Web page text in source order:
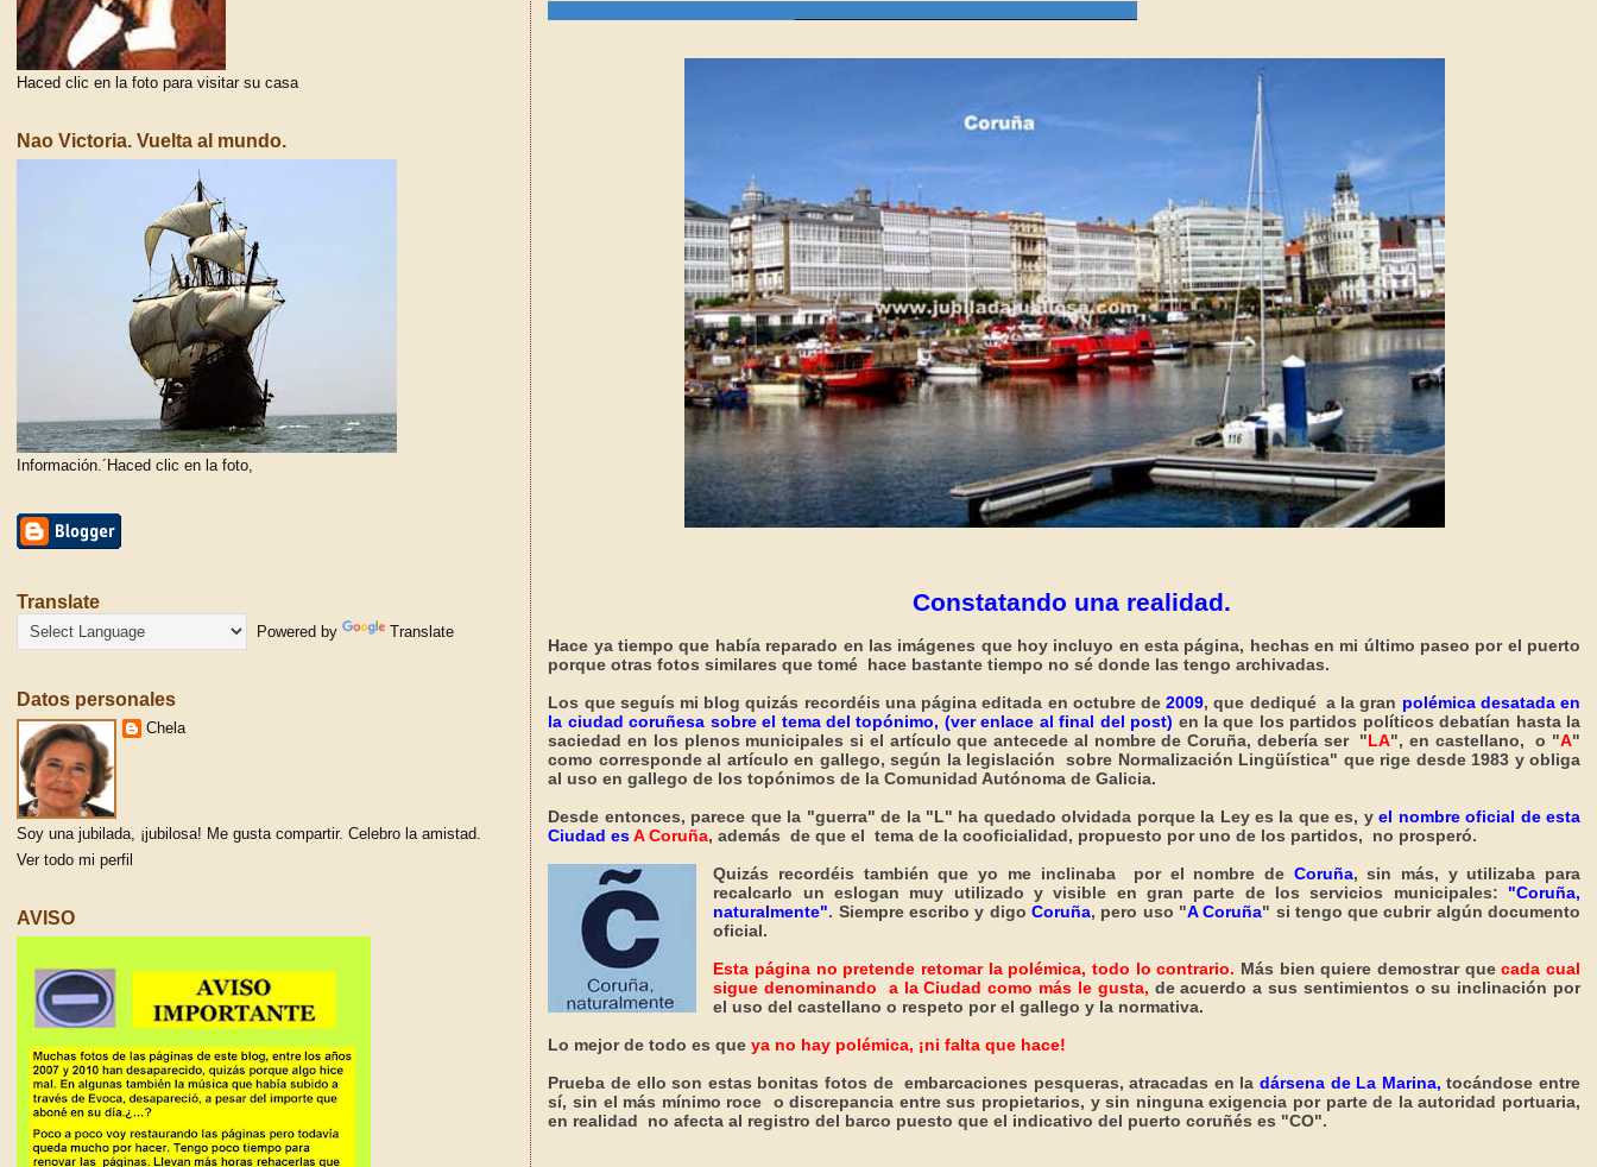
Constatando una realidad.
Hace ya tiempo que había reparado en las imágenes que hoy incluyo en esta página, hechas en mi último paseo por el puerto
porque otras fotos similares que tomé hace bastante tiempo no sé donde las tengo archivadas.
Los que seguís mi blog quizás recordéis una página editada en octubre de2009, que dediqué a la gran polémica desatada en
la ciudad coruñesa sobre el tema del topónimo, (ver enlace al final del post) en la que los partidos políticos debatían hasta la
saciedad en los plenos municipales si el artículo que antecede al nombre de Coruña, debería ser "LA", en castellano, o "A"
como corresponde al artículo en gallego, según la legislación sobre Normalización Lingüística" que rige desde 1983 y obliga
al uso en gallego de los topónimos de la Comunidad Autónoma de Galicia.
Desde entonces, parece que la "guerra" de la "L" ha quedado olvidada porque la Ley es la que es, yel nombre oficial de esta
Ciudad esA Coruña, además de que el tema de la cooficialidad, propuesto por uno de los partidos, no prosperó.
Quizás recordéis también que yo me inclinaba por el nombre de Coruña, sin más, y utilizaba para
recalcarlo un eslogan muy utilizado y visible en gran parte de los servicios municipales: "Coruña,
naturalmente". Siempre escribo y digo Coruña, pero uso "A Coruña" si tengo que cubrir algún documento
oficial.
Esta página no pretende retomar la polémica, todo lo contrario. Más bien quiere demostrar que cada cual
sigue denominando a la Ciudad como más le gusta, de acuerdo a sus sentimientos o su inclinación por
el uso del castellano o respeto por el gallego y la normativa.
Lo mejor de todo es queya no hay polémica, ¡ni falta que hace!
Prueba de ello son estas bonitas fotos de embarcaciones pesqueras, atracadas en la dársena de La Marina, tocándose entre
sí, sin el más mínimo roce o discrepancia entre sus propietarios, y sin ninguna exigencia por parte de la autoridad portuaria,
en realidad no afecta al registro del barco puesto que el indicativo del puerto coruñés es "CO".
Haced clic en la foto para visitar su casa
Nao Victoria. Vuelta al mundo.
Información.´Haced clic en la foto,
Translate
Powered by Translate
Datos personales
Chela
Soy una jubilada, ¡jubilosa! Me gusta compartir. Celebro la amistad.
Ver todo mi perfil
AVISO